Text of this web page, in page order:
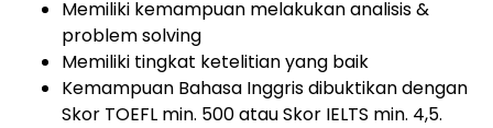
Memiliki kemampuan melakukan analisis &
problem solving
Memiliki tingkat ketelitian yang baik
Kemampuan Bahasa Inggris dibuktikan dengan
Skor TOEFL min. 500 atau Skor IELTS min. 4,5.